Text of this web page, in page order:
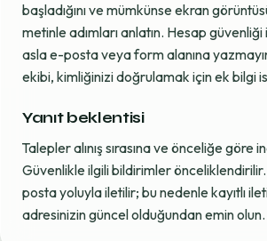
başladığını ve mümkünse ekran
metinle adımları anlatın. Hesap
asla e-posta veya form alanına
ekibi, kimliğinizi doğrulamak için ek bilgi
Yanıt beklentisi
Talepler alınış sırasına ve önceliğe göre
Güvenlikle ilgili bildirimler önceliklendirilir.
posta yoluyla iletilir; bu nedenle kayıtlı
adresinizin güncel olduğundan emin olun.